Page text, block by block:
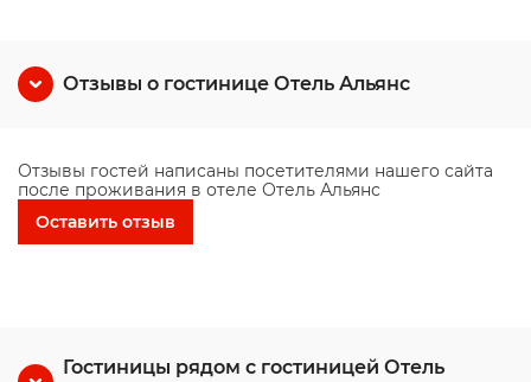
Отзывы о гостинице Отель Альянс
Отзывы гостей написаны посетителями нашего сайта
после проживания в отеле Отель Альянс
Оставить отзыв
Гостиницы рядом с гостиницей Отель